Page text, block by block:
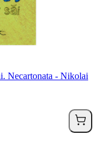
Necartonata - Nikolai